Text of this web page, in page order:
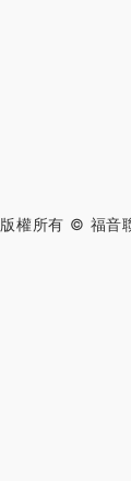
版權所有 © 福音